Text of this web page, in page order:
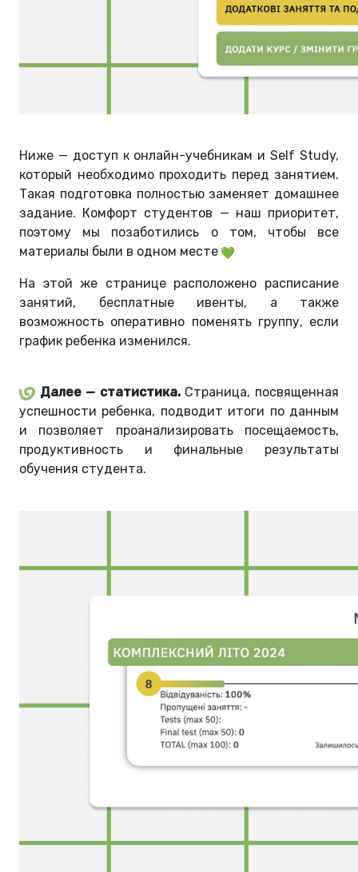
Ниже — доступ к онлайн-учебникам и Self Study,
который необходимо проходить перед занятием.
Такая подготовка полностью заменяет домашнее
задание. Комфорт студентов — наш приоритет,
поэтому мы позаботились о том, чтобы все
материалы были в одном месте
На этой же странице расположено расписание
занятий, бесплатные ивенты, а также
возможность оперативно поменять группу, если
график ребенка изменился.
Далее — статистика.Страница, посвященная
успешности ребенка, подводит итоги по данным
и позволяет проанализировать посещаемость,
продуктивность и финальные результаты
обучения студента.